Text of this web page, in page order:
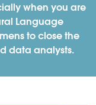
when you are
Language
to close the
data analysts.